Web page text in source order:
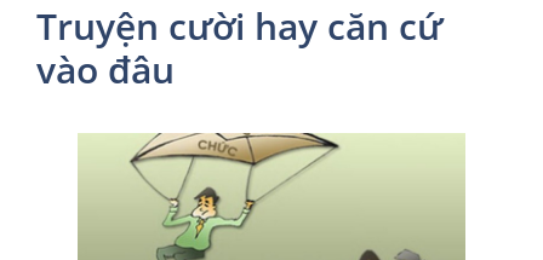
Truyện cười hay căn cứ
vào đâu